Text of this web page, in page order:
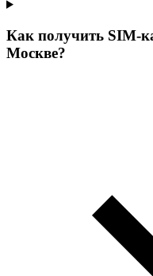
Как получить SIM-
Москве?